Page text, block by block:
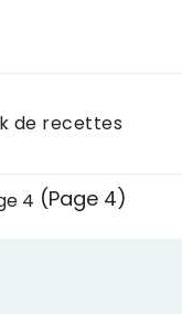
de recettes
4 (Page 4)